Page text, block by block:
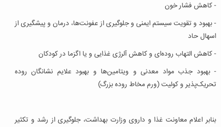
- کاهش فشار خون
- بهبود و تقویت سیستم ایمنی و جلوگیری از عفونت‌ها، درمان و پیشگیری از
اسهال حاد
- کاهش التهاب روده‌ای و کاهش آلرژی غذایی و یا اگزما در کودکان
- بهبود جذب مواد معدنی و ویتامین‌ها و بهبود علایم نشانگان روده
تحریک‌پذیر و کولیت (ورم مخاط روده بزرگ)
بنابر اعلام معاونت غذا و داروی وزارت بهداشت، جلوگیری از رشد و تکثیر